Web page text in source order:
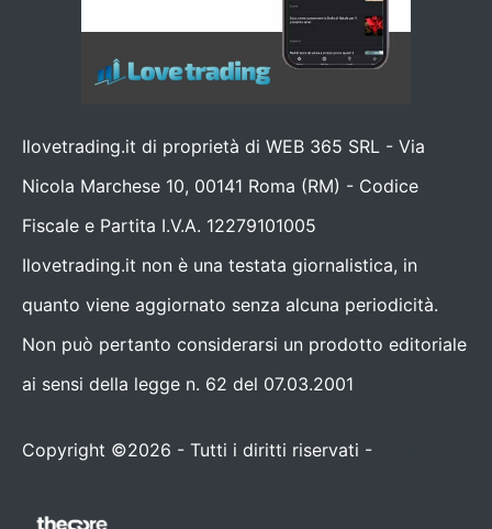
Ilovetrading.it di proprietà di WEB 365 SRL - Via
Nicola Marchese 10, 00141 Roma (RM) - Codice
Fiscale e Partita I.V.A. 12279101005
Ilovetrading.it non è una testata giornalistica, in
quanto viene aggiornato senza alcuna periodicità.
Non può pertanto considerarsi un prodotto editoriale
ai sensi della legge n. 62 del 07.03.2001
Copyright ©2026 - Tutti i diritti riservati -